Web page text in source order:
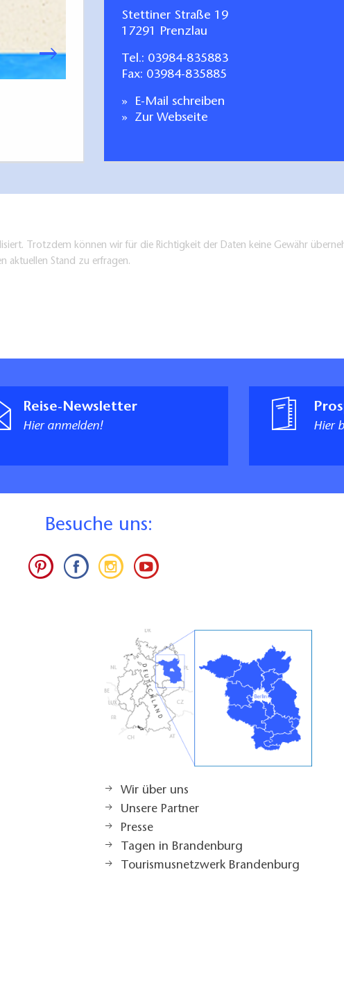
Jetzt ansehen/bestellen
Stettiner Straße 19
17291 Prenzlau
Tel.: 03984-835883
Fax: 03984-835885
E-Mail schreiben
Zur Webseite
Trotzdem können wir für die Richtigkeit der Daten keine Gewähr
aktuellen Stand zu erfragen.
Reise-Newsletter
Hier anmelden! Hier
Besuche uns:
Wir über uns
Unsere Partner
Presse
Tagen in Brandenburg
Tourismusnetzwerk Brandenburg